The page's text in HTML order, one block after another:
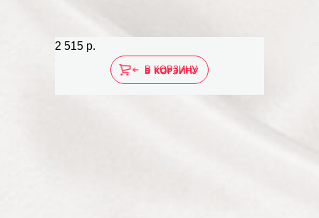
2 515 р.
В КОРЗИНУ